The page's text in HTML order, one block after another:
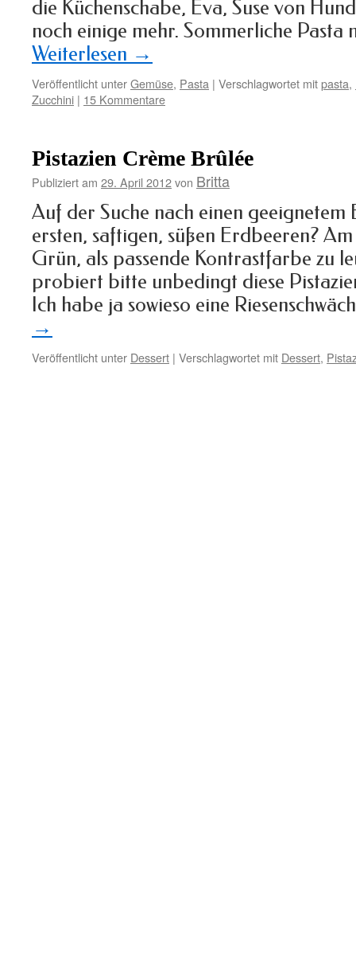
die Küchenschabe, Eva, Suse von
noch einige mehr. Sommerliche
Weiterlesen →
Veröffentlicht unterGemüse, Pasta | Verschlagwortet mitpasta,
Zucchini | 15 Kommentare
Pistazien Crème Brûlée
Publiziert am 29. April 2012von Britta
Auf der Suche nach einen
ersten, saftigen, süßen Erdbeeren?
Grün, als passende Kontrastfarbe zu
probiert bitte unbedingt diese
Ich habe ja sowieso eine
→
Veröffentlicht unter Dessert | Verschlagwortet mit Dessert,